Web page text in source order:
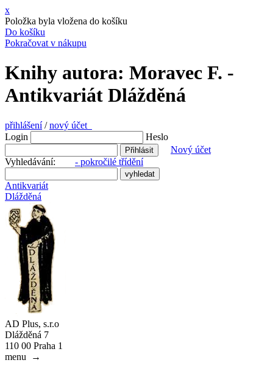
x
Položka byla vložena do košíku
Do košíku
Pokračovat v nákupu
Knihy autora: Moravec F. -
Antikvariát Dlážděná
přihlášení/nový účet
Login
Heslo
Nový účet
Vyhledávání: - pokročilé třídění
Antikvariát
Dlážděná
AD Plus, s.r.o
Dlážděná 7
110 00 Praha 1
menu
→